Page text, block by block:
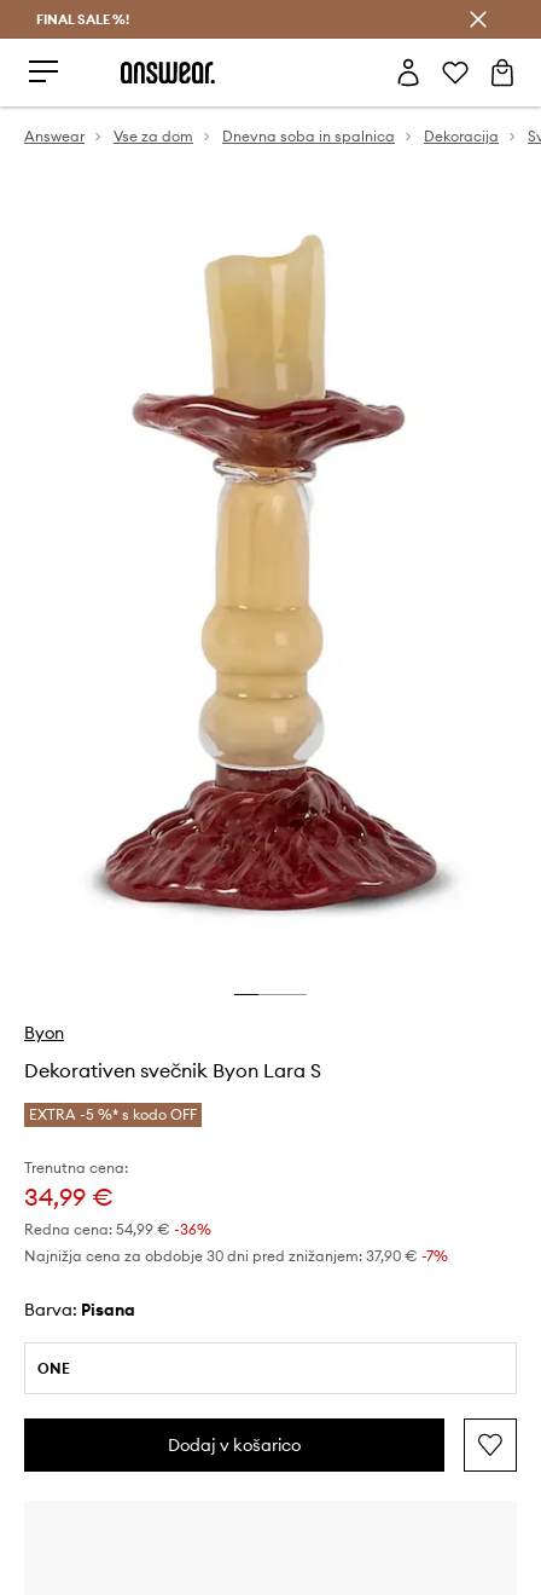
FINAL SALE %!
Answear Vse za dom Dnevna soba in spalnica Dekoracija
Byon
Dekorativen svečnik Byon Lara S
EXTRA -5 %* s kodo OFF
Trenutna cena:
34,99 €
Redna cena: 54,99 € -36%
Najnižja cena za obdobje 30 dni pred znižanjem: 37,90 € -7%
Barva: pisana
ONE
Dodaj v košarico